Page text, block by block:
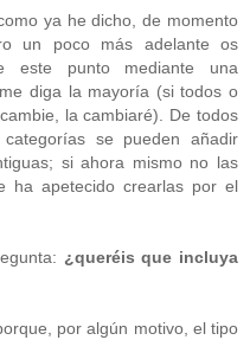
ya he dicho, de momento
un poco más adelante os
este punto mediante una
diga la mayoría (si todos o
la cambiaré). De todos
se pueden añadir
si ahora mismo no las
ha apetecido crearlas por el
¿queréis que incluya
por algún motivo, el tipo